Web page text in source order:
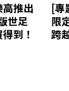
推出
世足
到！
[專
限
跨